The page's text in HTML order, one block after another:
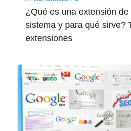
¿Qué es una extensión de
sistema y para qué sirve?
extensiones